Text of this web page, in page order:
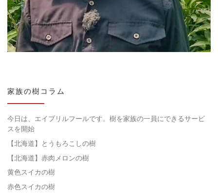
家族の樹コラム
今日は、エイプリルフールです。樹を家族の一員にできるサービ
スを開始
【北海道】とうもろこしの樹
【北海道】赤肉メロンの樹
黄色スイカの樹
赤色スイカの樹